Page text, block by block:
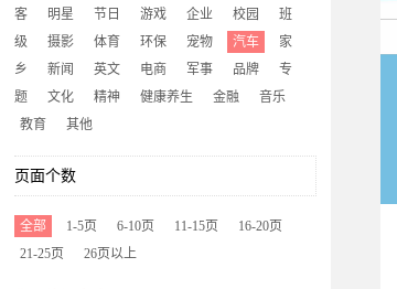
客 明星 节日 游戏 企业 校园
班
级
摄影 体育 环保 宠物 汽车
家
乡
新闻 英文 电商 军事 品牌
专
题
文化 精神 健康养生 金融
音乐
教育
其他
页面个数
全部 1-5页 6-10页 11-15页
16-20页
21-25页
26页以上